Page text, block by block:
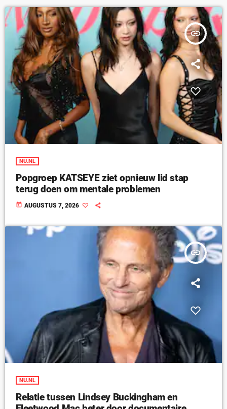
insert_link
NU.NL
Popgroep KATSEYE ziet opnieuw lid stap
terug doen om mentale problemen
today AUGUSTUS 7, 2026
insert_link
NU.NL
Relatie tussen Lindsey Buckingham en